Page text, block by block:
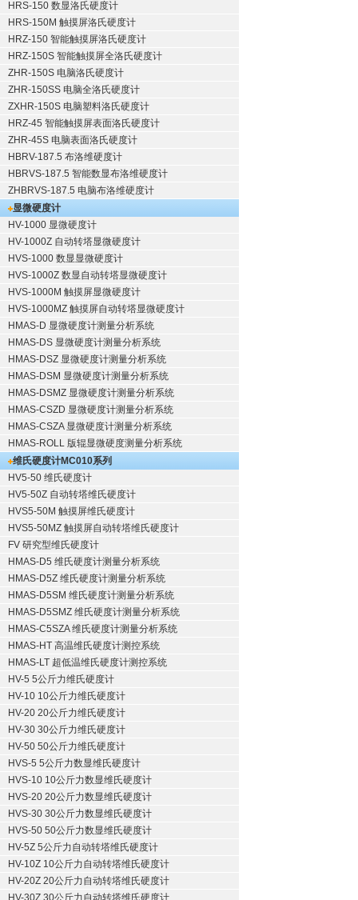
HRS-150 数显洛氏硬度计
HRS-150M 触摸屏洛氏硬度计
HRZ-150 智能触摸屏洛氏硬度计
HRZ-150S 智能触摸屏全洛氏硬度计
ZHR-150S 电脑洛氏硬度计
ZHR-150SS 电脑全洛氏硬度计
ZXHR-150S 电脑塑料洛氏硬度计
HRZ-45 智能触摸屏表面洛氏硬度计
ZHR-45S 电脑表面洛氏硬度计
HBRV-187.5 布洛维硬度计
HBRVS-187.5 智能数显布洛维硬度计
ZHBRVS-187.5 电脑布洛维硬度计
显微硬度计
HV-1000 显微硬度计
HV-1000Z 自动转塔显微硬度计
HVS-1000 数显显微硬度计
HVS-1000Z 数显自动转塔显微硬度计
HVS-1000M 触摸屏显微硬度计
HVS-1000MZ 触摸屏自动转塔显微硬度计
HMAS-D 显微硬度计测量分析系统
HMAS-DS 显微硬度计测量分析系统
HMAS-DSZ 显微硬度计测量分析系统
HMAS-DSM 显微硬度计测量分析系统
HMAS-DSMZ 显微硬度计测量分析系统
HMAS-CSZD 显微硬度计测量分析系统
HMAS-CSZA 显微硬度计测量分析系统
HMAS-ROLL 版辊显微硬度测量分析系统
维氏硬度计MC010系列
HV5-50 维氏硬度计
HV5-50Z 自动转塔维氏硬度计
HVS5-50M 触摸屏维氏硬度计
HVS5-50MZ 触摸屏自动转塔维氏硬度计
FV 研究型维氏硬度计
HMAS-D5 维氏硬度计测量分析系统
HMAS-D5Z 维氏硬度计测量分析系统
HMAS-D5SM 维氏硬度计测量分析系统
HMAS-D5SMZ 维氏硬度计测量分析系统
HMAS-C5SZA 维氏硬度计测量分析系统
HMAS-HT 高温维氏硬度计测控系统
HMAS-LT 超低温维氏硬度计测控系统
HV-5 5公斤力维氏硬度计
HV-10 10公斤力维氏硬度计
HV-20 20公斤力维氏硬度计
HV-30 30公斤力维氏硬度计
HV-50 50公斤力维氏硬度计
HVS-5 5公斤力数显维氏硬度计
HVS-10 10公斤力数显维氏硬度计
HVS-20 20公斤力数显维氏硬度计
HVS-30 30公斤力数显维氏硬度计
HVS-50 50公斤力数显维氏硬度计
HV-5Z 5公斤力自动转塔维氏硬度计
HV-10Z 10公斤力自动转塔维氏硬度计
HV-20Z 20公斤力自动转塔维氏硬度计
HV-30Z 30公斤力自动转塔维氏硬度计